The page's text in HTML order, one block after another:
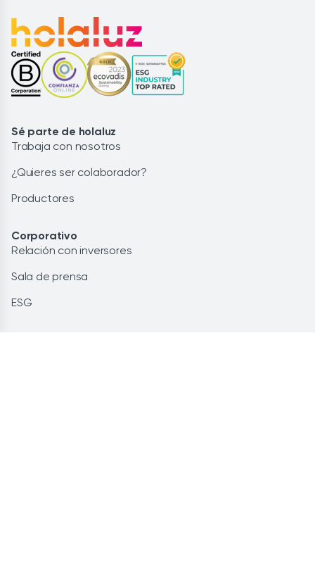
Sé parte de holaluz
Trabaja con nosotros
¿Quieres ser colaborador?
Productores
Corporativo
Relación con inversores
Sala de prensa
ESG